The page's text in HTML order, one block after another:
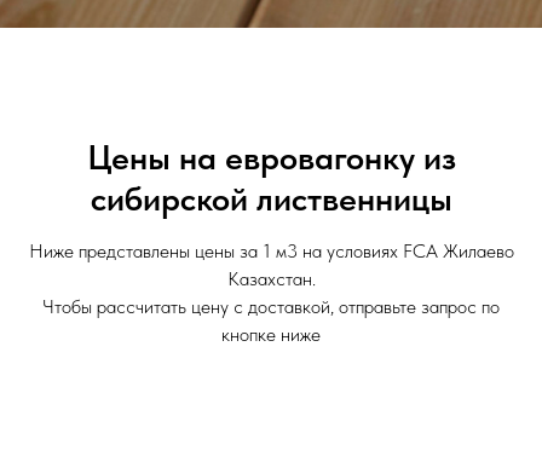
Цены на евровагонку из
сибирской лиственницы
Ниже представлены цены за 1 м3 на условиях FCA Жилаево
Казахстан.
Чтобы рассчитать цену с доставкой, отправьте запрос по
кнопке ниже